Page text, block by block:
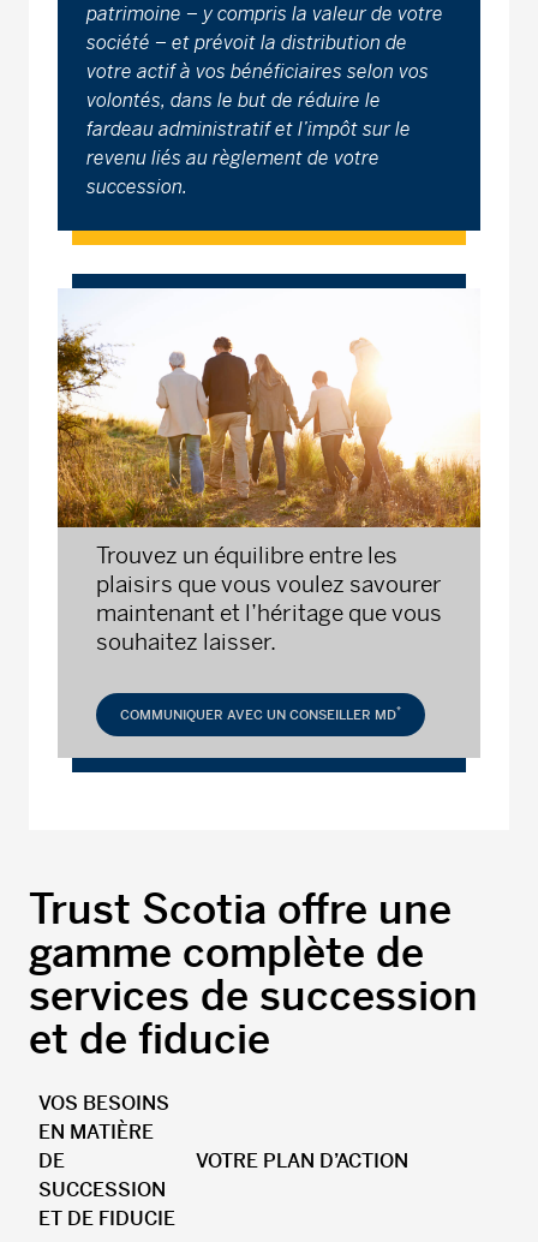
patrimoine – y compris la valeur de votre
société – et prévoit la distribution de
votre actif à vos bénéficiaires selon vos
volontés, dans le but de réduire le
fardeau administratif et l’impôt sur le
revenu liés au règlement de votre
succession.
Trouvez un équilibre entre les
plaisirs que vous voulez savourer
maintenant et l’héritage que vous
souhaitez laisser.
COMMUNIQUER AVEC UN CONSEILLER MD*
Trust Scotia offre une
gamme complète de
services de succession
et de fiducie
VOS BESOINS
EN MATIÈRE
DE
SUCCESSION
ET DE FIDUCIE
VOTRE PLAN D’ACTION